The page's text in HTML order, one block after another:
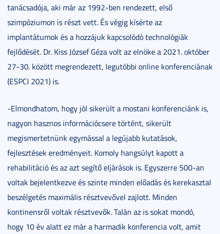
tanácsadója, aki már az 1992-ben rendezett, első
szimpóziumon is részt vett. És végig kísérte az
implantátumok és a hozzájuk kapcsolódó technológiák
fejlődését. Dr. Kiss József Géza volt az elnöke a 2021. október
27-30. között megrendezett, legutóbbi online konferenciának
(ESPCI 2021) is.
-Elmondhatom, hogy jól sikerült a mostani konferenciánk is,
nagyon hasznos információcsere történt, sikerült
megismertetnünk egymással a legújabb kutatások,
fejlesztések eredményeit. Komoly hangsúlyt kapott a
rehabilitáció és az azt segítő eljárások is. Egyszerre 500-an
voltak bejelentkezve és szinte minden előadás és kerekasztal
beszélgetés maximális résztvevővel zajlott. Minden
kontinensről voltak résztvevők. Talán az is sokat mondó,
hogy 10 év alatt ez már a harmadik konferencia volt, amit